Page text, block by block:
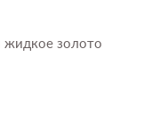
золото